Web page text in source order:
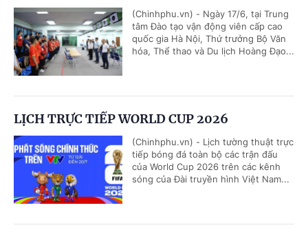
(Chinhphu.vn) - Ngày 17/6, tại Trung
tâm Đào tạo vận động viên cấp cao
quốc gia Hà Nội, Thứ trưởng Bộ Văn
hóa, Thể thao và Du lịch Hoàng Đạo...
LỊCH TRỰC TIẾP WORLD CUP 2026
(Chinhphu.vn) - Lịch tường thuật trực
tiếp bóng đá toàn bộ các trận đấu
của World Cup 2026 trên các kênh
sóng của Đài truyền hình Việt Nam...